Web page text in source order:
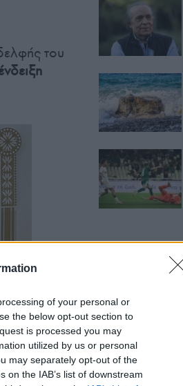
of your personal or
the below opt-out section to
is processed you may
utilized by us or personal
may separately opt-out of the
the IAB’s list of downstream
του